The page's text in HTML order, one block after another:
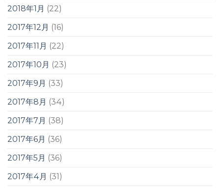
2018年1月 (22)
2017年12月 (16)
2017年11月 (22)
2017年10月 (23)
2017年9月 (33)
2017年8月 (34)
2017年7月 (38)
2017年6月 (36)
2017年5月 (36)
2017年4月 (31)